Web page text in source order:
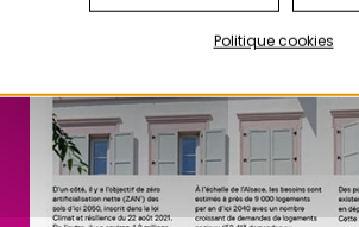
Politique cookies